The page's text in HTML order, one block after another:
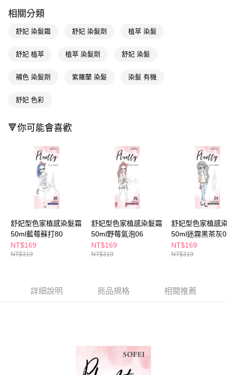
AFTEE先享後付
相關說明
AFTEE先享後付是「在收到商品之後才付款」的支付方式。 讓您購物簡單
便利好安心！
２．便利：只要手機號碼，簡訊認證，即可結帳。
【「AFTEE先享後付」結帳流程】
結帳頁面，進行簡訊認證並確認金額後，即可完成結帳。
２．訂單成立數日內，您將收到繳費通知簡訊。
ATM／網路銀行／等多元方式進行付款，方視為交易完成。
※ 請注意：結帳手續完成當下不需立刻繳費，但若您需要取消訂單，請聯絡
購買商品的店家。未經商家同意取消之訂單仍視為有效，需透過AFTEE先享
後付繳納相關費用。
※ 交易是否成功請以「AFTEE先享後付 」之結帳頁面顯示為準，若有關於
是否繳費成功／繳費後需取消欲退款等相關疑問，請聯繫「AFTEE先享後付
客戶支援中心」https://netprotections.freshdesk.com/support/home
【注意事項】
１．透過由恩沛科技股份有限公司提供之「AFTEE先享後付」服務完成之交
易，需依本服務之必要範圍內提供個人資料，並將交易相關給付款項請求債
權轉讓予恩沛科技股份有限公司。
「AFTEE先享後付」，若未經同意申辦者引起之損失，本公司不負相關責
運送方式
每筆NT$65，滿NT$390(含以上)免運費
付款後全家取貨
萊爾富取貨付款
每筆NT$65，滿NT$490(含以上)免運費
付款後萊爾富取貨
每筆NT$65，滿NT$490(含以上)免運費
7-11取貨付款
每筆NT$65，滿NT$490(含以上)免運費
付款後7-11取貨
宅配(本島)
相關分類
舒妃 染髮霜 舒妃 染髮劑 植萃 染髮
舒妃 植萃 植萃 染髮劑 舒妃 染髮
補色 染髮劑 紫羅蘭 染髮 染髮 有機
舒妃 色彩
🔻你可能會喜歡
舒妃型色家植感染髮霜
50ml藍莓蘇打80
NT$169
NT$319
舒妃型色家植感染髮霜
50ml野莓氣泡06
NT$169
NT$319
舒妃型色家植感
50ml迷霧黑茶灰
NT$169
NT$319
詳細說明 商品規格 相關推薦